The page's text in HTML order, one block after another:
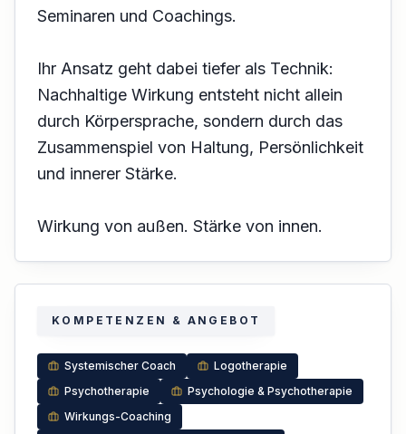
Seminaren und Coachings.
Ihr Ansatz geht dabei tiefer als Technik:
Nachhaltige Wirkung entsteht nicht allein
durch Körpersprache, sondern durch das
Zusammenspiel von Haltung, Persönlichkeit
und innerer Stärke.
Wirkung von außen. Stärke von innen.
KOMPETENZEN & ANGEBOT
Systemischer Coach
Logotherapie
Psychotherapie
Psychologie & Psychotherapie
Wirkungs-Coaching